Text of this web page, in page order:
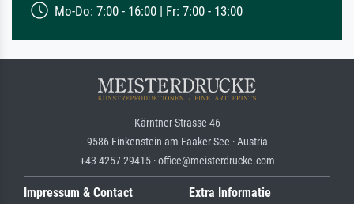
Mo-Do: 7:00 - 16:00 | Fr: 7:00 - 13:00
Kärntner Strasse 46
9586 Finkenstein am Faaker See · Austria
+43 4257 29415 · office@meisterdrucke.com
Impressum & Contact Extra Informatie